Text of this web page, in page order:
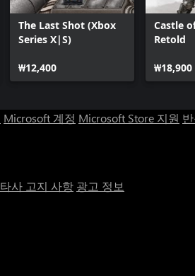
The Last Shot (Xbox
Series X|S)
₩12,400
Castle
Retold
₩18,900
Microsoft 계정 Microsoft Store 지원
타사 고지 사항 광고 정보